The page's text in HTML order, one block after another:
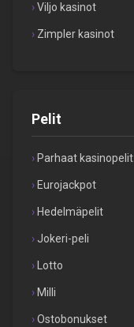
Viljo kasinot
Zimpler kasinot
Pelit
Parhaat kasinopelit
Eurojackpot
Hedelmäpelit
Jokeri-peli
Lotto
Milli
Ostobonukset